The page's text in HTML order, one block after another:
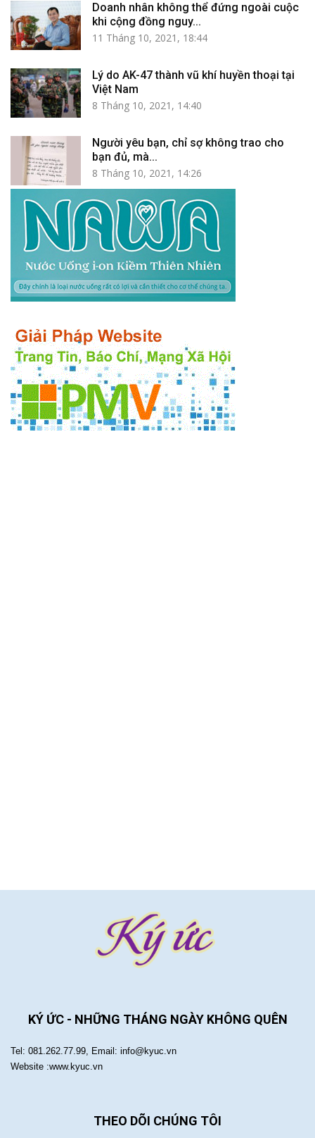
Doanh nhân không thể đứng ngoài cuộc
khi cộng đồng nguy...
11 Tháng 10, 2021, 18:44
Lý do AK-47 thành vũ khí huyền thoại tại
Việt Nam
8 Tháng 10, 2021, 14:40
Người yêu bạn, chỉ sợ không trao cho
bạn đủ, mà...
8 Tháng 10, 2021, 14:26
KÝ ỨC - NHỮNG THÁNG NGÀY KHÔNG QUÊN
Tel: 081.262.77.99, Email: info@kyuc.vn
Website :www.kyuc.vn
THEO DÕI CHÚNG TÔI